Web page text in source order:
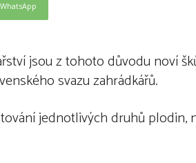
WhatsApp
jsou z tohoto důvodu noví
svazu zahrádkářů.
jednotlivých druhů plodin,